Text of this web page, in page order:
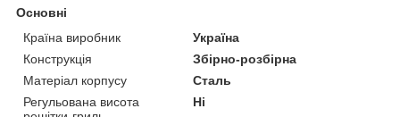
Основні
Країна виробник
Україна
Конструкція
Збірно-розбірна
Матеріал корпусу
Сталь
Регульована висота
Ні